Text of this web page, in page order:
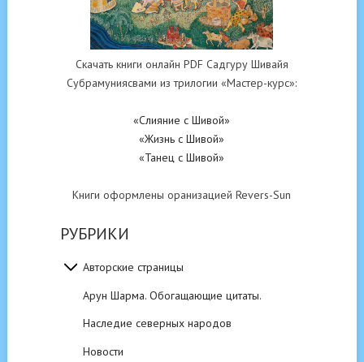
Скачать книги онлайн PDF Садгуру Шивайя
Субрамуниясвами из трилогии «Мастер-курс»:
«Слияние с Шивой»
«Жизнь с Шивой»
«Танец с Шивой»
Книги оформлены оранизацией Revers-Sun
РУБРИКИ
Авторские страницы
Арун Шарма. Обогащающие цитаты.
Наследие северных народов
Новости